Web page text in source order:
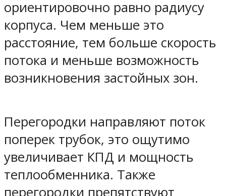
ориентировочно равно радиусу
корпуса. Чем меньше это
расстояние, тем больше скорость
потока и меньше возможность
возникновения застойных зон.
Перегородки направляют поток
поперек трубок, это ощутимо
увеличивает КПД и мощность
теплообменника. Также
перегородки препятствуют